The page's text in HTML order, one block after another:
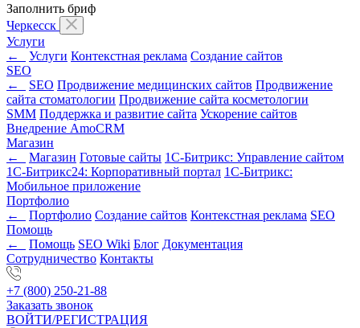
Заполнить бриф
Черкесск
Услуги
←
Услуги Контекстная реклама Создание сайтов
SEO
←
SEO Продвижение медицинских сайтов Продвижение
сайта стоматологии Продвижение сайта косметологии
SMM Поддержка и развитие сайта Ускорение сайтов
Внедрение AmoCRM
Магазин
←
Магазин Готовые сайты 1С-Битрикс: Управление сайтом
1С-Битрикс24: Корпоративный портал 1С-Битрикс:
Мобильное приложение
Портфолио
←
Портфолио Создание сайтов Контекстная реклама SEO
Помощь
←
Помощь SEO Wiki Блог Документация
Сотрудничество Контакты
+7 (800) 250-21-88
Заказать звонок
ВОЙТИ/РЕГИСТРАЦИЯ